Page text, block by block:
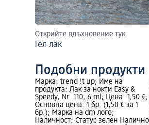
Открийте вдъхновение тук
Гел лак
Подобни продукти
Марка: trend !t up; Име на
продукта: Лак за нокти Easy &
Speedy, Nr. 110, 6 ml; Цена: 1,50 €;
Основна цена: 1 бр. (1,50 € за 1
бр.); Марка на dm лого;
Наличност: Статус зелен Налично